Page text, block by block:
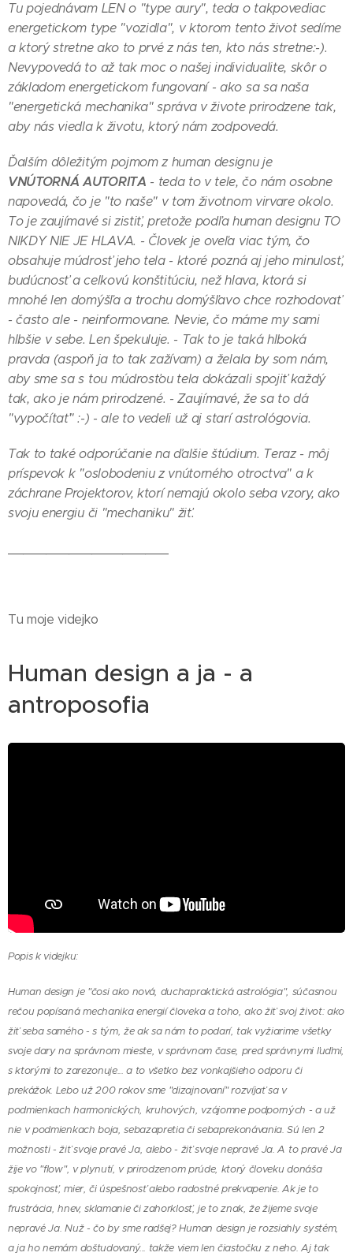
Tu pojednávam LEN o "type aury", teda o takpovediac
energetickom type "vozidla", v ktorom tento život sedíme
a ktorý stretne ako to prvé z nás ten, kto nás stretne:-).
Nevypovedá to až tak moc o našej individualite, skôr o
základom energetickom fungovaní - ako sa sa naša
"energetická mechanika" správa v živote prirodzene tak,
aby nás viedla k životu, ktorý nám zodpovedá.
Ďalším dôležitým pojmom z human designu je
VNÚTORNÁ AUTORITA - teda to v tele, čo nám osobne
napovedá, čo je "to naše" v tom životnom virvare okolo.
To je zaujímavé si zistiť, pretože podľa human designu TO
NIKDY NIE JE HLAVA. - Človek je oveľa viac tým, čo
obsahuje múdrosť jeho tela - ktoré pozná aj jeho minulosť,
budúcnosť a celkovú konštitúciu, než hlava, ktorá si
mnohé len domýšľa a trochu domýšľavo chce rozhodovať
- často ale - neinformovane. Nevie, čo máme my sami
hlbšie v sebe. Len špekuluje. - Tak to je taká hlboká
pravda (aspoň ja to tak zažívam) a želala by som nám,
aby sme sa s tou múdrosťou tela dokázali spojiť každý
tak, ako je nám prirodzené. - Zaujímavé, že sa to dá
"vypočítať" :-) - ale to vedeli už aj starí astrológovia.
Tak to také odporúčanie na ďalšie štúdium. Teraz - môj
príspevok k "oslobodeniu z vnútorného otroctva" a k
záchrane Projektorov, ktorí nemajú okolo seba vzory, ako
svoju energiu či "mechaniku" žiť.
Tu moje videjko
Human design a ja - a
antroposofia
Popis k videjku:
Human design je "čosi ako nová, duchapraktická astrológia", súčasnou
rečou popísaná mechanika energií človeka a toho, ako žiť svoj život: ako
žiť seba samého - s tým, že ak sa nám to podarí, tak vyžiarime všetky
svoje dary na správnom mieste, v správnom čase, pred správnymi ľuďmi,
s ktorými to zarezonuje... a to všetko bez vonkajšieho odporu či
prekážok. Lebo už 200 rokov sme "dizajnovaní" rozvíjať sa v
podmienkach harmonických, kruhových, vzájomne podporných - a už
nie v podmienkach boja, sebazapretia či sebaprekonávania. Sú len 2
možnosti - žiť svoje pravé Ja, alebo - žiť svoje nepravé Ja. A to pravé Ja
žije vo "flow", v plynutí, v prirodzenom prúde, ktorý človeku donáša
spokojnosť, mier, či úspešnosť alebo radostné prekvapenie. Ak je to
frustrácia, hnev, sklamanie či zahorklosť, je to znak, že žijeme svoje
nepravé Ja. Nuž - čo by sme radšej? Human design je rozsiahly systém,
a ja ho nemám doštudovaný... takže viem len čiastočku z neho. Aj tak